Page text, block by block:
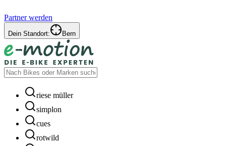
Partner werden
Dein Standort: Bern
riese müller
simplon
cues
rotwild